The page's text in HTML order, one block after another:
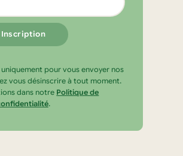
pour vous envoyer nos
vous désinscrire à tout moment.
dans notre Politique de
.